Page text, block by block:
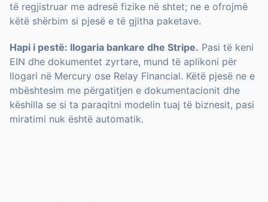
të regjistruar me adresë fizike në shtet; ne e ofrojmë
këtë shërbim si pjesë e të gjitha paketave.
Hapi i pestë: llogaria bankare dhe Stripe. Pasi të keni
EIN dhe dokumentet zyrtare, mund të aplikoni për
llogari në Mercury ose Relay Financial. Këtë pjesë ne e
mbështesim me përgatitjen e dokumentacionit dhe
këshilla se si ta paraqitni modelin tuaj të biznesit, pasi
miratimi nuk është automatik.